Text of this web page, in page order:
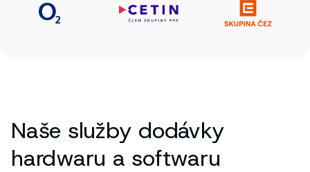
Naše služby dodávky
hardwaru a softwaru